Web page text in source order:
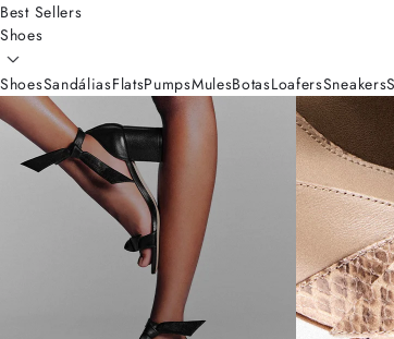
Best Sellers
Shoes
ShoesSandáliasFlatsPumpsMulesBotasLoafersSneakers